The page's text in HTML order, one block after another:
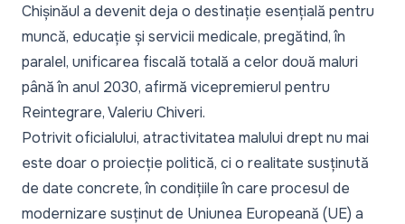
Chișinăul a devenit deja o destinație esențială pentru
muncă, educație și servicii medicale, pregătind, în
paralel, unificarea fiscală totală a celor două maluri
până în anul 2030, afirmă vicepremierul pentru
Reintegrare, Valeriu Chiveri.
Potrivit oficialului, atractivitatea malului drept nu mai
este doar o proiecție politică, ci o realitate susținută
de date concrete, în condițiile în care procesul de
modernizare susținut de Uniunea Europeană (UE) a